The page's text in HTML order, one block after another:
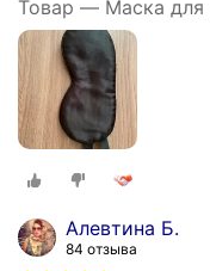
Товар — Маска для
Алевтина Б.
84 отзыва